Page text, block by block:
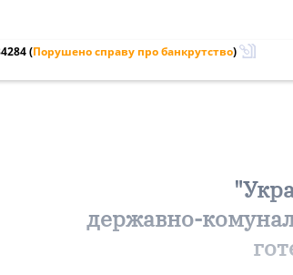
(Порушено справу про банкрутство)
державно-